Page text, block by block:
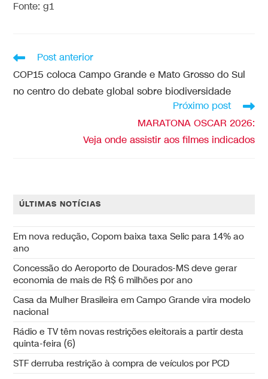
Fonte: g1
Post anterior
COP15 coloca Campo Grande e Mato Grosso do Sul
no centro do debate global sobre biodiversidade
Próximo post
MARATONA OSCAR 2026:
Veja onde assistir aos filmes indicados
ÚLTIMAS NOTÍCIAS
Em nova redução, Copom baixa taxa Selic para 14% ao
ano
Concessão do Aeroporto de Dourados-MS deve gerar
economia de mais de R$ 6 milhões por ano
Casa da Mulher Brasileira em Campo Grande vira modelo
nacional
Rádio e TV têm novas restrições eleitorais a partir desta
quinta-feira (6)
STF derruba restrição à compra de veículos por PCD